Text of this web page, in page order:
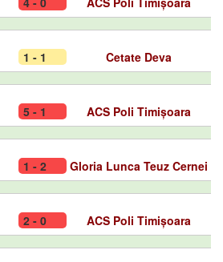
1 - 1 Cetate Deva
5 - 1 ACS Poli Timișoara
1 - 2 Gloria Lunca Teuz Cernei
2 - 0 ACS Poli Timișoara